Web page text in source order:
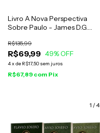
Livro A Nova Perspectiva
Sobre Paulo - James D.G.
R$69,99
R$135,99
49% OFF
4x de R$17,50 sem juros
R$67,89 com Pix
1 /4